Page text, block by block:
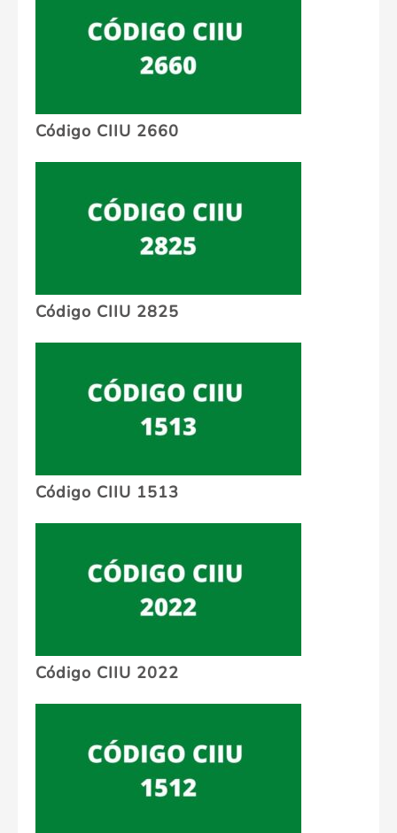
Código CIIU 2660
Código CIIU 2825
Código CIIU 1513
Código CIIU 2022